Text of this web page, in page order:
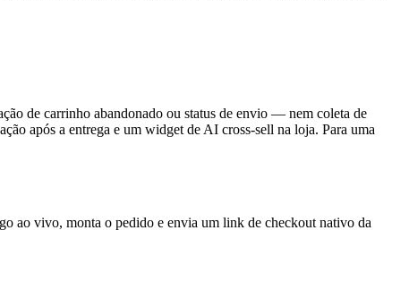
de carrinho abandonado ou status de envio — nem coleta de
após a entrega e um widget de AI cross-sell na loja. Para uma
ao vivo, monta o pedido e envia um link de checkout nativo da